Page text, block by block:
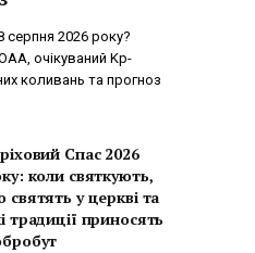
серпня 2026 року?
очікуваний Kp-
коливань та прогноз
Спас 2026
коли святкують,
святять у церкві та
традиції приносять